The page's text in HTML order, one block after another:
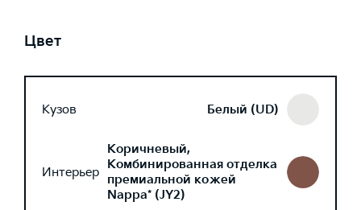
Цвет
Кузов Белый (UD)
Интерьер
Коричневый,
Комбинированная отделка
премиальной кожей
Nappa* (JY2)